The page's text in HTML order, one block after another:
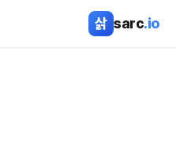
삵 sarc.io